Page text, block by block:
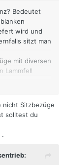
Bedeutet
wird und
sitzt man
mit diversen
Lammfell
nicht Sitzbezüge
solltest du
.